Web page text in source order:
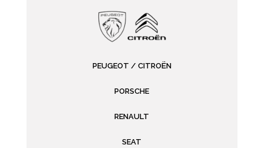
PEUGEOT / CITROËN
PORSCHE
RENAULT
SEAT